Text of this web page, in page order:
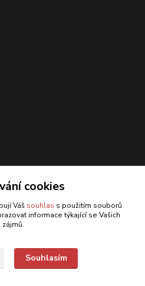
008cookies
Váš souhlas s použitím souborů
informace týkající se Vašich
zájmů.
Souhlasím